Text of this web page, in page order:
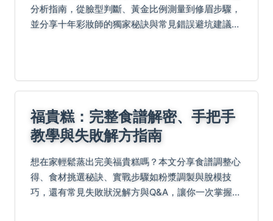
分析指南，從臉型判斷、黃金比例測量到修眉步驟，
並分享十年彩妝師的獨家秘訣與常見錯誤避坑建議，
福貴糕：完整食譜解密、手把手
教學與失敗解方指南
想在家輕鬆蒸出完美福貴糕嗎？本文分享食譜調整心
得、食材挑選秘訣、實戰步驟如粉漿調製與脫模技
巧，還有常見失敗狀況解方與Q&A，讓你一次掌握冷